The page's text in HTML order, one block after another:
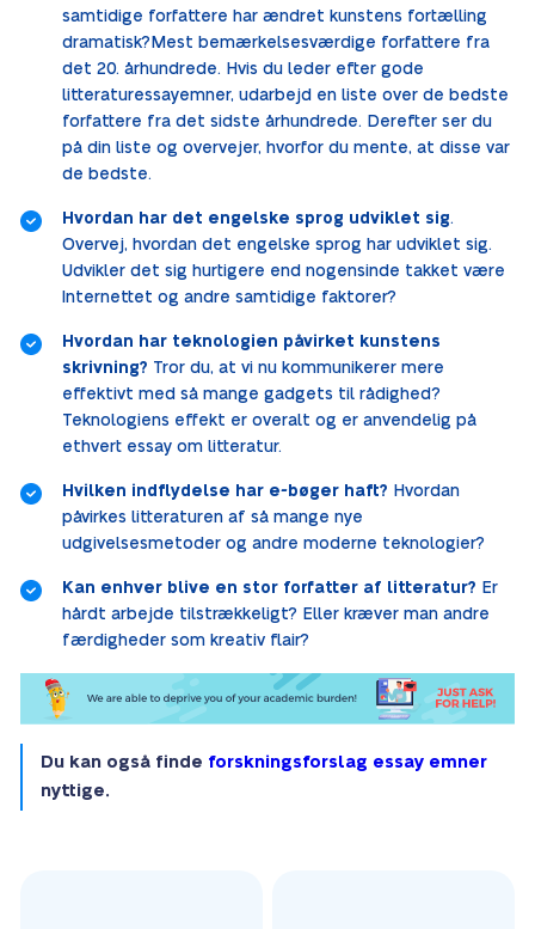
samtidige forfattere har ændret kunstens fortælling
dramatisk?Mest bemærkelsesværdige forfattere fra
det 20. århundrede. Hvis du leder efter gode
litteraturessayemner, udarbejd en liste over de bedste
forfattere fra det sidste århundrede. Derefter ser du
på din liste og overvejer, hvorfor du mente, at disse var
de bedste.
Hvordan har det engelske sprog udviklet sig.
Overvej, hvordan det engelske sprog har udviklet sig.
Udvikler det sig hurtigere end nogensinde takket være
Internettet og andre samtidige faktorer?
Hvordan har teknologien påvirket kunstens
skrivning? Tror du, at vi nu kommunikerer mere
effektivt med så mange gadgets til rådighed?
Teknologiens effekt er overalt og er anvendelig på
ethvert essay om litteratur.
Hvilken indflydelse har e-bøger haft? Hvordan
påvirkes litteraturen af så mange nye
udgivelsesmetoder og andre moderne teknologier?
Kan enhver blive en stor forfatter af litteratur? Er
hårdt arbejde tilstrækkeligt? Eller kræver man andre
færdigheder som kreativ flair?
Du kan også finde forskningsforslag essay emner
nyttige.